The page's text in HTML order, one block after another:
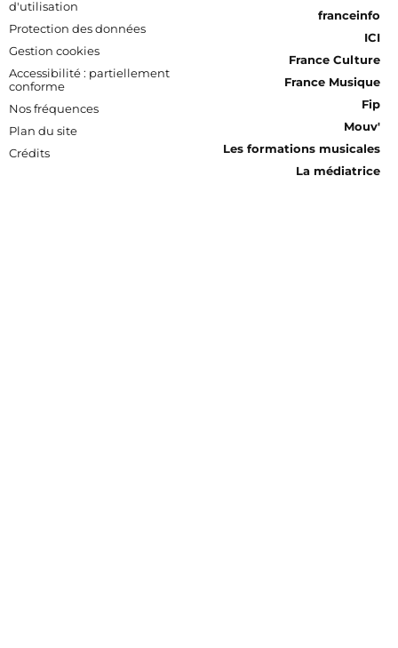
d'utilisation
Protection des données
Gestion cookies
Accessibilité : partiellement
conforme
Nos fréquences
Plan du site
Crédits
franceinfo
ICI
France Culture
France Musique
Fip
Mouv'
Les formations musicales
La médiatrice